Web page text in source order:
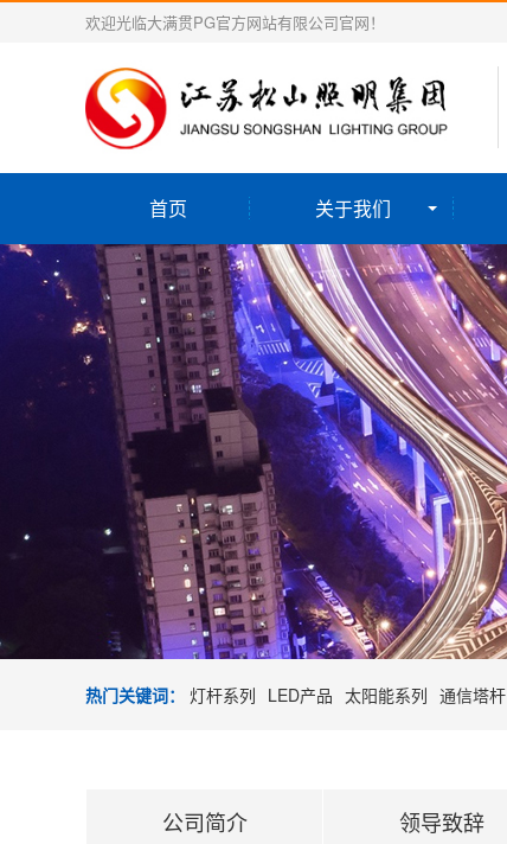
欢迎光临大满贯PG官方网站有限公司官网！
首页 关于我们
热门关键词： 灯杆系列 LED产品 太阳能系列 通信塔杆
公司简介 领导致辞